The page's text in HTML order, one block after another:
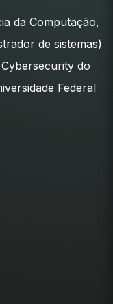
da Computação,
de sistemas)
do
Federal